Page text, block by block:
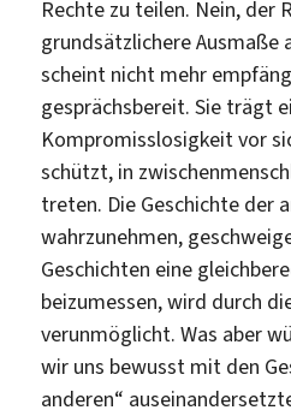
Rechte zu teilen. Nein, der
grundsätzlichere Ausmaße
scheint nicht mehr
gesprächsbereit. Sie trägt
Kompromisslosigkeit vor
schützt, in
treten. Die Geschichte der
wahrzunehmen,
Geschichten eine
beizumessen, wird durch
verunmöglicht. Was aber
wir uns bewusst mit den
anderen“